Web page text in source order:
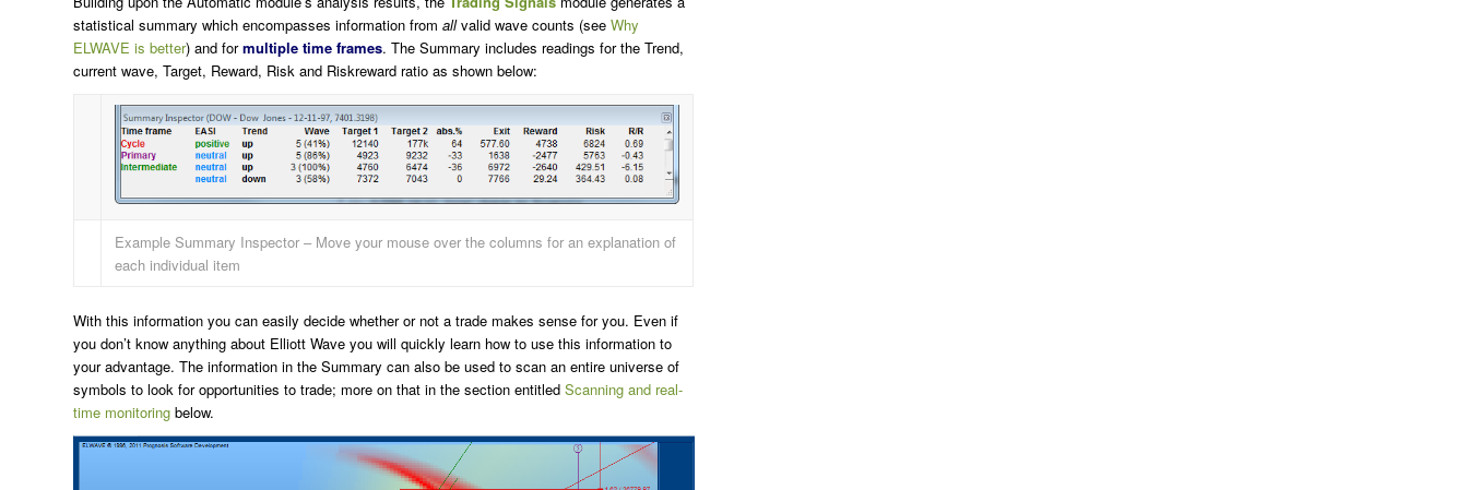
statistical summary which encompasses information from allvalid wave counts (see Why
ELWAVE is better) and formultiple time frames. The Summary includes readings for the Trend,
current wave, Target, Reward, Risk and Riskreward ratio as shown below:
Example Summary Inspector – Move your mouse over the columns for an explanation of
each individual item
With this information you can easily decide whether or not a trade makes sense for you. Even if
you don’t know anything about Elliott Wave you will quickly learn how to use this information to
your advantage. The information in the Summary can also be used to scan an entire universe of
symbols to look for opportunities to trade; more on that in the section entitled Scanning and real-
time monitoring below.